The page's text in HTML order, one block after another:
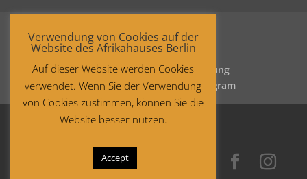
Startseite
Datenschutzerklärung
Impressum
Facebook Instagram
Copyright © 2021 Afrika-Haus Berlin.
Verwendung von Cookies auf der
Website des Afrikahauses Berlin
Auf dieser Website werden Cookies
verwendet. Wenn Sie der Verwendung
von Cookies zustimmen, können Sie die
Website besser nutzen.
Accept